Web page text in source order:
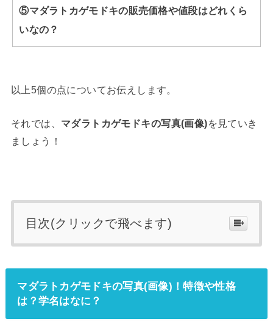
⑤マダラトカゲモドキの販売価格や値段はどれくら
いなの？
以上5個の点についてお伝えします。
それでは、 マダラトカゲモドキの写真(画像)を見ていき
ましょう！
目次(クリックで飛べます)
マダラトカゲモドキの写真(画像)！特徴や性格
は？学名はなに？